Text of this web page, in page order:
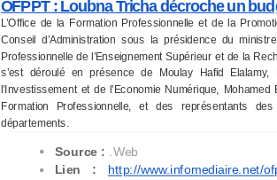
OFPPT : Loubna Tricha décroche un
L’Office de la Formation Professionnelle et de la
Conseil d’Administration sous la présidence du
Professionnelle de l’Enseignement Supérieur et de la
s’est déroulé en présence de Moulay Hafid Elalamy,
l’Investissement et de l’Economie Numérique,
Formation Professionnelle, et des représentants
départements.
Source :
.Web
Lien : http://www.infomediaire.net/